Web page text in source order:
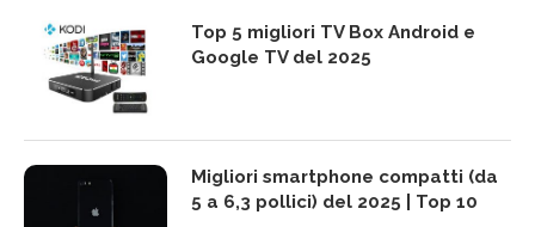
Top 5 migliori TV Box Android e
Google TV del 2025
Migliori smartphone compatti (da
5 a 6,3 pollici) del 2025 | Top 10